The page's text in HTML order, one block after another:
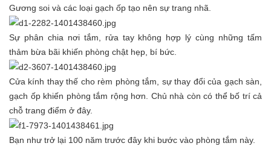
Gương soi và các loại gạch ốp tạo nên sự trang nhã.
Sự phân chia nơi tắm, rửa tay không hợp lý cùng những tấm
thảm bừa bãi khiến phòng chật hẹp, bí bức.
Cửa kính thay thế cho rèm phòng tắm, sự thay đổi của gạch sàn,
gạch ốp khiến phòng tắm rộng hơn. Chủ nhà còn có thể bố trí cả
chỗ trang điểm ở đây.
Bạn như trở lại 100 năm trước đây khi bước vào phòng tắm này.